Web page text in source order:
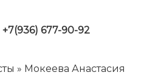
+7(936) 677-90-92
» Мокеева Анастасия